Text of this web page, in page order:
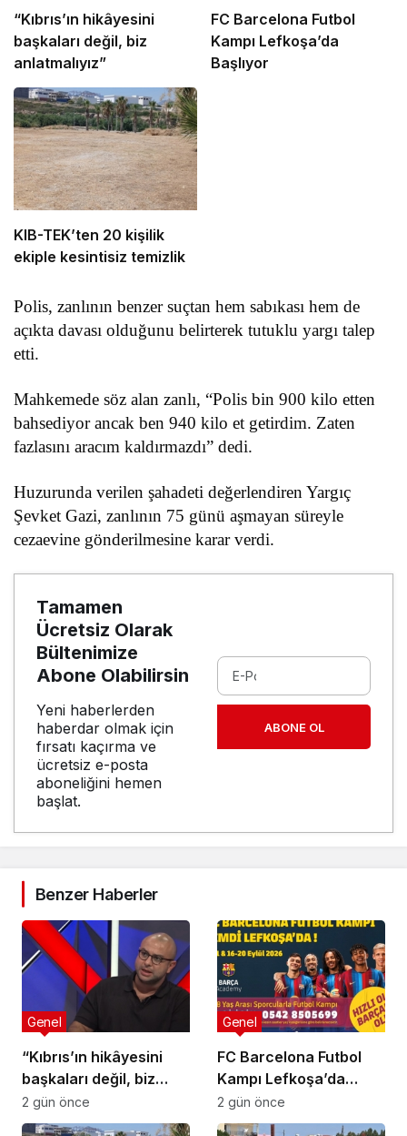
“Kıbrıs’ın hikâyesini
başkaları değil, biz
anlatmalıyız”
FC Barcelona Futbol
Kampı Lefkoşa’da
Başlıyor
KIB-TEK’ten 20 kişilik
ekiple kesintisiz temizlik
Polis, zanlının benzer suçtan hem sabıkası hem de
açıkta davası olduğunu belirterek tutuklu yargı talep
etti.
Mahkemede söz alan zanlı, “Polis bin 900 kilo etten
bahsediyor ancak ben 940 kilo et getirdim. Zaten
fazlasını aracım kaldırmazdı” dedi.
Huzurunda verilen şahadeti değerlendiren Yargıç
Şevket Gazi, zanlının 75 günü aşmayan süreyle
cezaevine gönderilmesine karar verdi.
Tamamen
Ücretsiz Olarak
Bültenimize
Abone Olabilirsin
Yeni haberlerden
haberdar olmak için
fırsatı kaçırma ve
ücretsiz e-posta
aboneliğini hemen
başlat.
ABONE OL
Benzer Haberler
“Kıbrıs’ın hikâyesini
başkaları değil, biz
anlatmalıyız”
Genel
2 gün önce
FC Barcelona Futbol
Kampı Lefkoşa’da
Başlıyor
Genel
2 gün önce